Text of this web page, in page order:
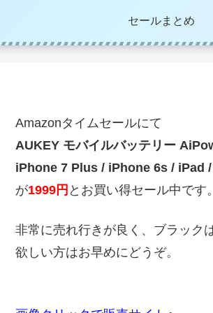
セールまとめ
Amazonタイムセールにて
AUKEY モバイルバッテリー
iPhone 7 Plus / iPhone 6s / iPad
が1999円 とお買い得セール中です。
非常に売れ行きが良く、ブラック
欲しい方はお早めにどうぞ。